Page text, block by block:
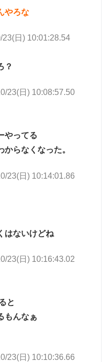
やろな
23(日) 10:01:28.54
？
23(日) 10:08:57.50
やってる
らなくなった。
23(日) 10:14:01.86
はないけどね
23(日) 10:16:43.02
と
もんなぁ
23(日) 10:10:36.66